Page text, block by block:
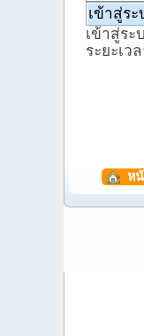
เข้าสู่ระ
ระยะเว
ห